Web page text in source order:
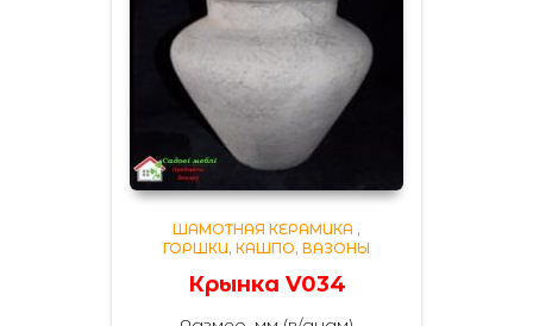
ШАМОТНАЯ КЕРАМИКА ,
ГОРШКИ, КАШПО, ВАЗОНЫ
Крынка V034